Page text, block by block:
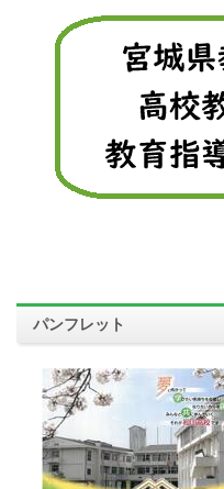
パンフレット